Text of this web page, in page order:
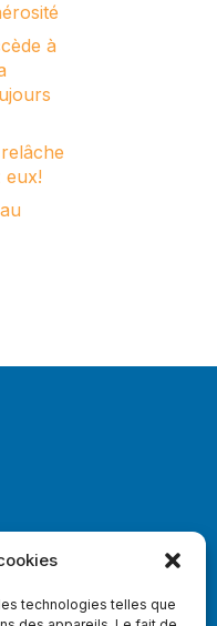
technologies telles que
à
eux!